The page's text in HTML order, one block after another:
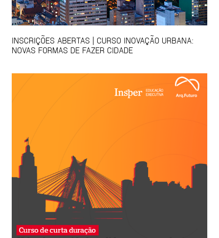
INSCRIÇÕES ABERTAS | CURSO INOVAÇÃO URBANA:
NOVAS FORMAS DE FAZER CIDADE